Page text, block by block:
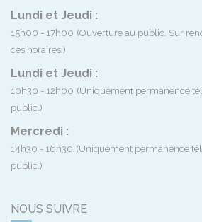
Lundi et Jeudi :
15h00 - 17h00 (Ouverture au public. Sur
ces horaires.)
Lundi et Jeudi :
10h30 - 12h00 (Uniquement permanence
public.)
Mercredi :
14h30 - 16h30 (Uniquement permanence
public.)
NOUS SUIVRE